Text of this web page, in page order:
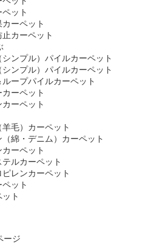
ット
ーペット
カーペット
シンプル）パイルカーペット
シンプル）パイルカーペット
ループパイルカーペット
ーペット
ーペット
羊毛）カーペット
（綿・デニム）カーペット
ーペット
ルカーペット
ピレンカーペット
ット
ト
ージ